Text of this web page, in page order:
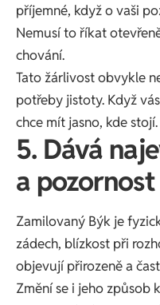
příjemné, když o vaši
Nemusí to říkat
chování.
Tato žárlivost obvykle
potřeby jistoty. Když
chce mít jasno, kde stojí.
5. Dává
a pozornost
Zamilovaný Býk je
zádech, blízkost při
objevují přirozeně a
Změní se i jeho způsob